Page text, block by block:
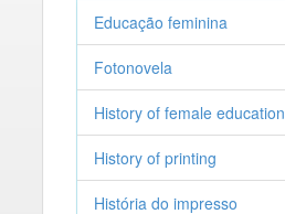
Educação feminina
Fotonovela
History of female education
History of printing
História do impresso